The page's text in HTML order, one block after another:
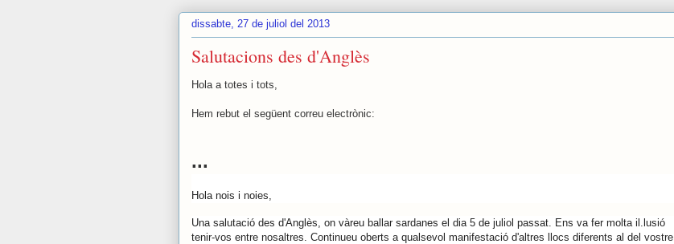
dissabte, 27 de juliol del 2013
Salutacions des d'Anglès
Hola a totes i tots,
Hem rebut el següent correu electrònic:
...
Hola nois i noies,
Una salutació des d'Anglès, on vàreu ballar sardanes el dia 5 de juliol passat. Ens va fer molta il.lusió
tenir-vos entre nosaltres. Continueu oberts a qualsevol manifestació d'altres llocs diferents al del vostre